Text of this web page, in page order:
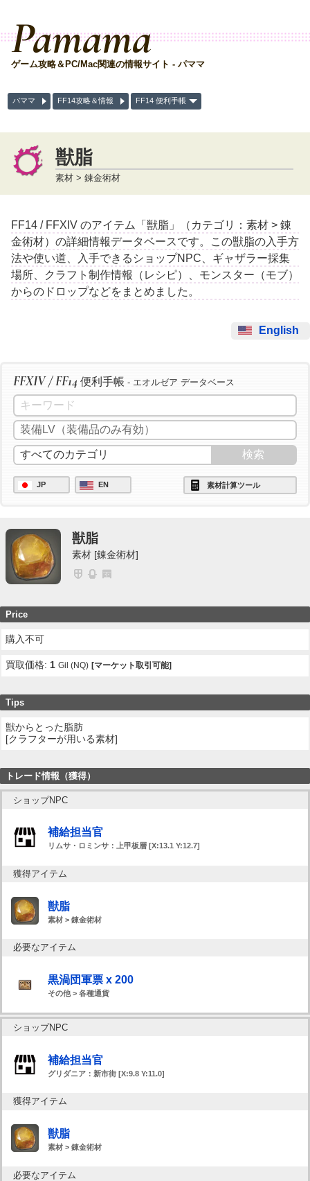
Pamama
ゲーム攻略＆PC/Mac関連の情報サイト - パママ
パママ FF14攻略＆情報 FF14 便利手帳
獣脂
素材 > 錬金術材
FF14 / FFXIV のアイテム「獣脂」（カテゴリ：素材 > 錬
金術材）の詳細情報データベースです。この獣脂の入手方
法や使い道、入手できるショップNPC、ギャザラー採集
場所、クラフト制作情報（レシピ）、モンスター（モブ）
からのドロップなどをまとめました。
English
FFXIV / FF14 便利手帳 - エオルゼア データベース
JP EN 素材計算ツール
獣脂
素材 [錬金術材]
Price
購入不可
買取価格:1 Gil (NQ) [マーケット取引可能]
Tips
獣からとった脂肪
[クラフターが用いる素材]
トレード情報（獲得）
ショップNPC
補給担当官
リムサ・ロミンサ：上甲板層 [X:13.1 Y:12.7]
獲得アイテム
獣脂
素材 > 錬金術材
必要なアイテム
黒渦団軍票 x 200
その他 > 各種通貨
ショップNPC
補給担当官
グリダニア：新市街 [X:9.8 Y:11.0]
獲得アイテム
獣脂
素材 > 錬金術材
必要なアイテム